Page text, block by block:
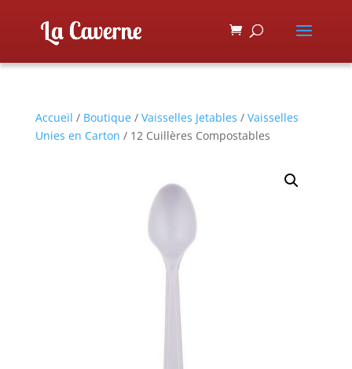
Accueil / Boutique/ Vaisselles Jetables / Vaisselles
Unies en Carton / 12 Cuillères Compostables